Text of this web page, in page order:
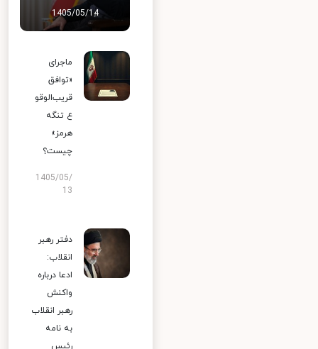
1405/05/14
ماجرای
«توافق
قریب‌الوقو
ع تنگه
هرمز»
چیست؟
1405/05/
13
دفتر رهبر
انقلاب:
ادعا درباره
واکنش
رهبر انقلاب
به نامه
رئیس